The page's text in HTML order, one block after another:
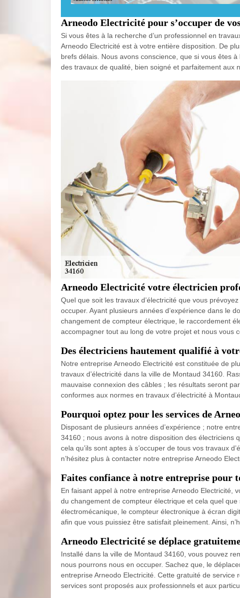
Arneodo Electricité pour s’occuper de
Si vous êtes à la recherche d’un professionnel en
Arneodo Electricité est à votre entière disposition. De
brefs délais. Nous avons conscience, que si vous êtes
des travaux de qualité, bien soigné et parfaitement aux
Arneodo Electricité votre électricien
Quel que soit les travaux d’électricité que vous
occuper. Ayant plusieurs années d’expérience dans le
changement de compteur électrique, le raccordement
accompagner tout au long de votre projet et nous vous
Des électriciens hautement qualifié à
Notre entreprise Arneodo Electricité est constituée de
travaux d’électricité dans la ville de Montaud 34160.
mauvaise connexion des câbles ; les résultats seront
conformes aux normes en travaux d’électricité à
Pourquoi optez pour les services de
Disposant de plusieurs années d’expérience ; notre
34160 ; nous avons à notre disposition des électriciens
cela qu’ils sont aptes à s’occuper de tous vos travaux
n’hésitez plus à contacter notre entreprise Arneodo
Faites confiance à notre entreprise pour
En faisant appel à notre entreprise Arneodo Electricité,
du changement de compteur électrique et cela quel
électromécanique, le compteur électronique à écran
afin que vous puissiez être satisfait pleinement. Ainsi,
Arneodo Electricité se déplace
Installé dans la ville de Montaud 34160, vous pouvez
nous pourrons nous en occuper. Sachez que, le
entreprise Arneodo Electricité. Cette gratuité de
services sont proposés aux professionnels et aux